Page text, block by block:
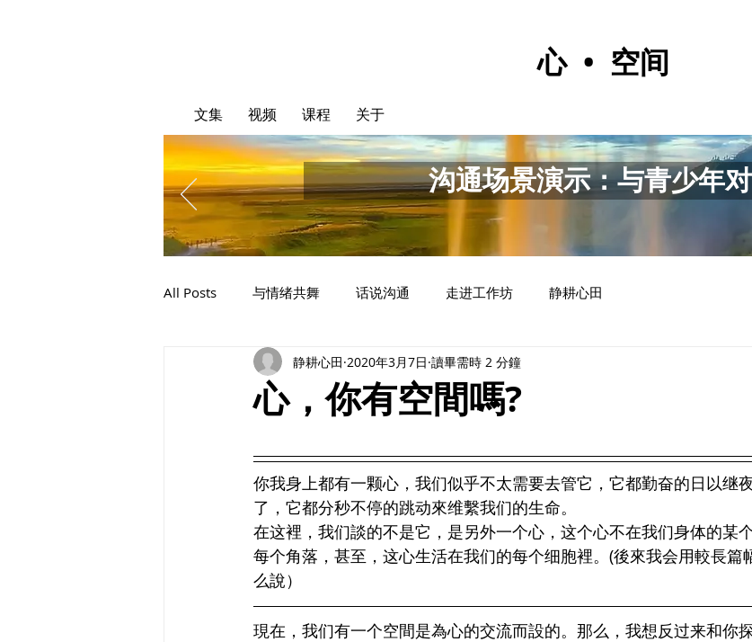
心 • 空间
文集 视频 课程 关于
沟通场景演示：与青少年
All Posts 与情绪共舞 话说沟通 走进工作坊 静耕心田
心，你有空間嗎?
静耕心田 2020年3月7日 讀畢需時 2 分鐘
你我身上都有一颗心，我们似乎不太需要去管它，它都勤奋的日以继
了，它都分秒不停的跳动來维繫我们的生命。
在这裡，我们談的不是它，是另外一个心，这个心不在我们身体的某
每个角落，甚至，这心生活在我们的每个细胞裡。(後來我会用較長篇
么說）
現在，我们有一个空間是為心的交流而設的。那么，我想反过来和你